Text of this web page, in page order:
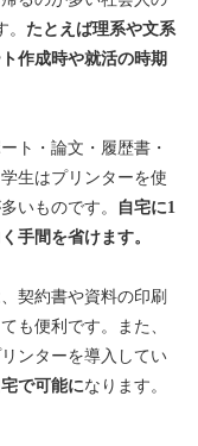
たとえば理系や文系
作成時や就活の時期
ト・論文・履歴書・
生はプリンターを使
いものです。
自宅に1
手間を省けます。
契約書や資料の印刷
も便利です。また、
ンターを導入してい
で可能になります。